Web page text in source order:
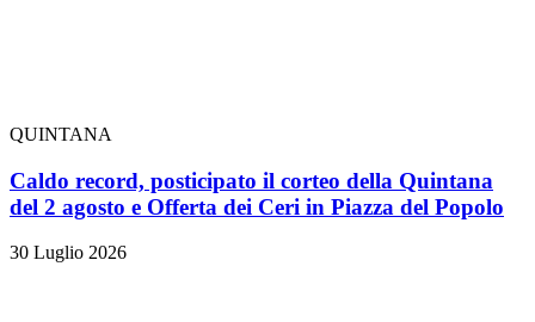
QUINTANA
Caldo record, posticipato il corteo della Quintana
del 2 agosto e Offerta dei Ceri in Piazza del Popolo
30 Luglio 2026